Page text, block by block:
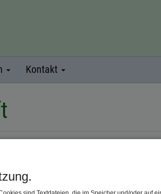
Kontakt
Trachtenkulturzentrum